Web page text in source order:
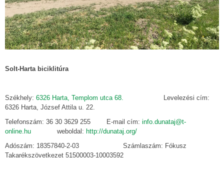
Solt-Harta biciklitúra
Székhely: 6326 Harta, Templom utca 68. Levelezési cím:
6326 Harta, József Attila u. 22.
Telefonszám: 36 30 3629 255 E-mail cím: info.dunataj@t-
online.hu weboldal: http://dunataj.org/
Adószám: 18357840-2-03 Számlaszám: Fókusz
Takarékszövetkezet 51500003-10003592